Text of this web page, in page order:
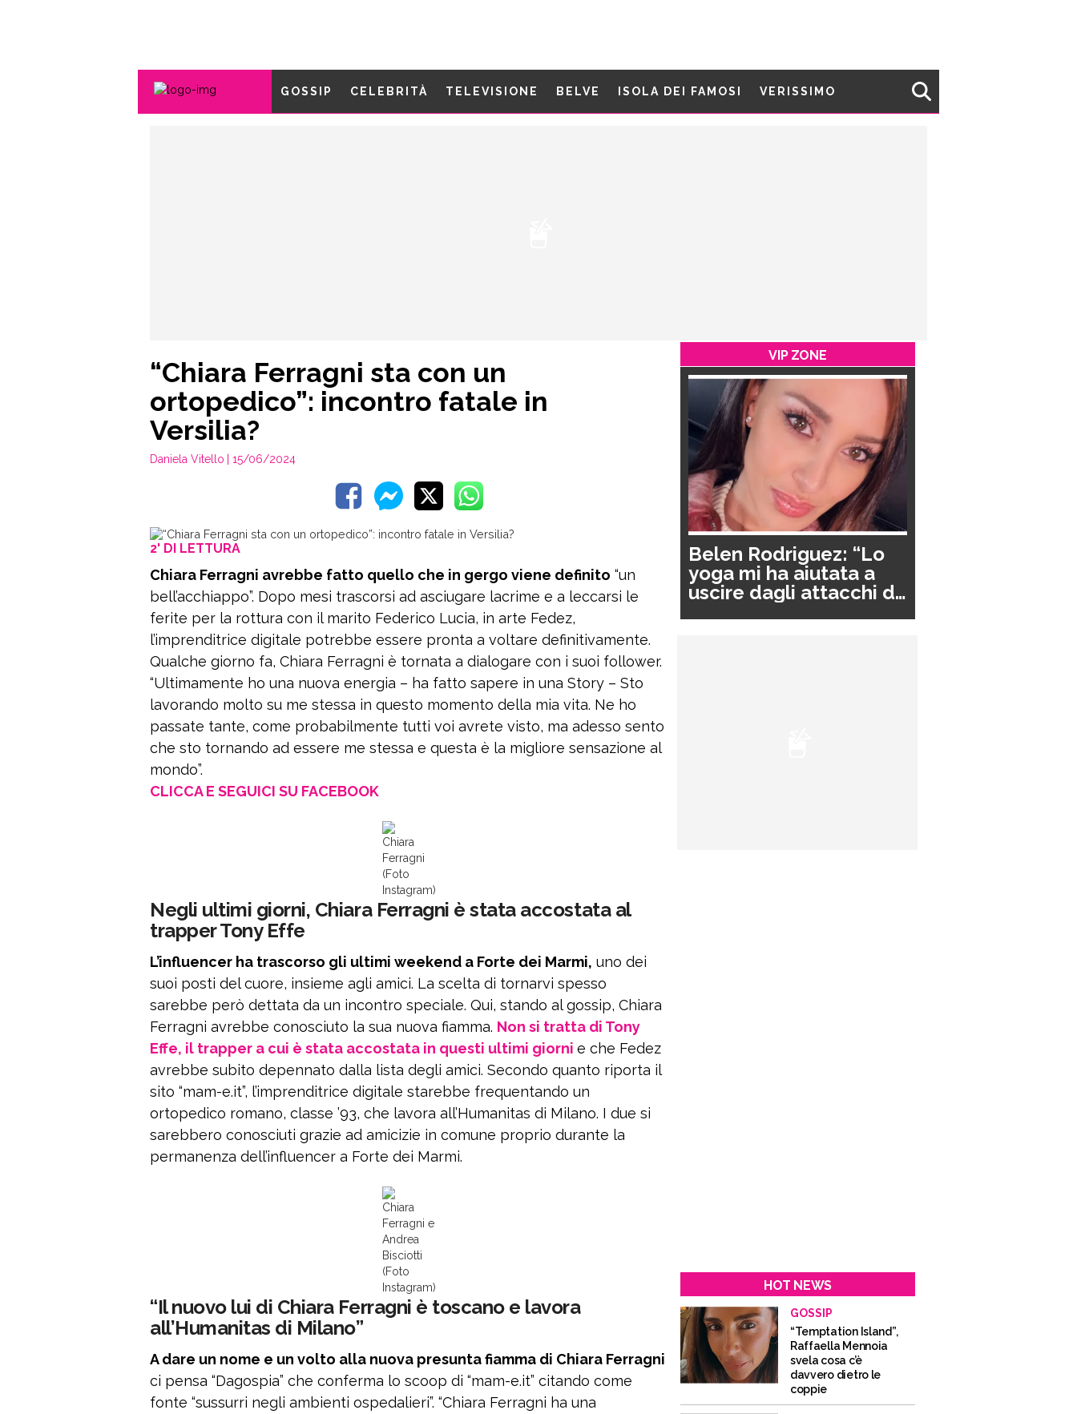
GOSSIP CELEBRITÀ TELEVISIONE BELVE ISOLA DEI FAMOSI VERISSIMO
“Chiara Ferragni sta con un
ortopedico”: incontro fatale in
Versilia?
Daniela Vitello | 15/06/2024
2' DI LETTURA
Chiara Ferragni avrebbe fatto quello che in gergo viene definito “un
bell’acchiappo”. Dopo mesi trascorsi ad asciugare lacrime e a leccarsi le
ferite per la rottura con il marito Federico Lucia, in arte Fedez,
l’imprenditrice digitale potrebbe essere pronta a voltare definitivamente.
Qualche giorno fa, Chiara Ferragni è tornata a dialogare con i suoi follower.
“Ultimamente ho una nuova energia – ha fatto sapere in una Story – Sto
lavorando molto su me stessa in questo momento della mia vita. Ne ho
passate tante, come probabilmente tutti voi avrete visto, ma adesso sento
che sto tornando ad essere me stessa e questa è la migliore sensazione al
mondo”.
CLICCA E SEGUICI SU FACEBOOK
Chiara
Ferragni
(Foto
Instagram)
Negli ultimi giorni, Chiara Ferragni è stata accostata al
trapper Tony Effe
L’influencer ha trascorso gli ultimi weekend a Forte dei Marmi, uno dei
suoi posti del cuore, insieme agli amici. La scelta di tornarvi spesso
sarebbe però dettata da un incontro speciale. Qui, stando al gossip, Chiara
Ferragni avrebbe conosciuto la sua nuova fiamma. Non si tratta di Tony
Effe, il trapper a cui è stata accostata in questi ultimi giorni e che Fedez
avrebbe subito depennato dalla lista degli amici. Secondo quanto riporta il
sito “mam-e.it”, l’imprenditrice digitale starebbe frequentando un
ortopedico romano, classe ’93, che lavora all’Humanitas di Milano. I due si
sarebbero conosciuti grazie ad amicizie in comune proprio durante la
permanenza dell’influencer a Forte dei Marmi.
Chiara
Ferragni e
Andrea
Bisciotti
(Foto
Instagram)
“Il nuovo lui di Chiara Ferragni è toscano e lavora
all’Humanitas di Milano”
A dare un nome e un volto alla nuova presunta fiamma di Chiara Ferragni
ci pensa “Dagospia” che conferma lo scoop di “mam-e.it” citando come
fonte “sussurri negli ambienti ospedalieri”. “Chiara Ferragni ha una
VIP ZONE
Belen Rodriguez: “Lo
yoga mi ha aiutata a
uscire dagli attacchi di
HOT NEWS
GOSSIP
“Temptation Island”,
Raffaella Mennoia
svela cosa c’è
davvero dietro le
coppie